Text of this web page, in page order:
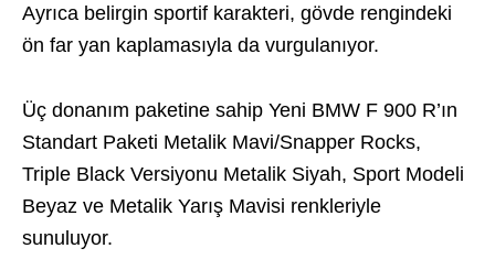
Ayrıca belirgin sportif karakteri, gövde rengindeki
ön far yan kaplamasıyla da vurgulanıyor.
Üç donanım paketine sahip Yeni BMW F 900 R’ın
Standart Paketi Metalik Mavi/Snapper Rocks,
Triple Black Versiyonu Metalik Siyah, Sport Modeli
Beyaz ve Metalik Yarış Mavisi renkleriyle
sunuluyor.